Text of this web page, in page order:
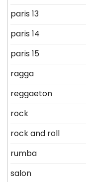
paris 13
paris 14
paris 15
ragga
reggaeton
rock
rock and roll
rumba
salon